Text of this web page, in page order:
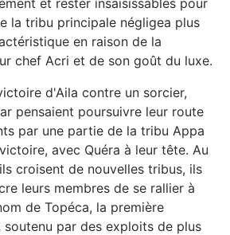
et rester insaisissables pour
la tribu principale négligea plus
en raison de la
chef Acri et de son goût du luxe.
d'Aila contre un sorcier,
pensaient poursuivre leur route
par une partie de la tribu Appa
avec Quéra à leur tête. Au
croisent de nouvelles tribus, ils
leurs membres de se rallier à
de Topéca, la première
soutenu par des exploits de plus